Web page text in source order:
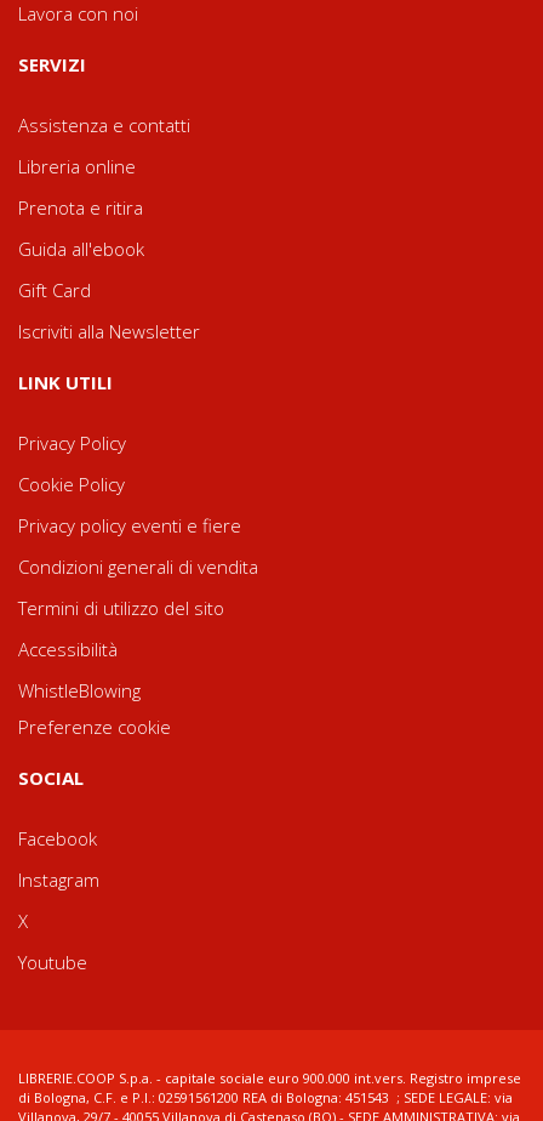
Lavora con noi
SERVIZI
Assistenza e contatti
Libreria online
Prenota e ritira
Guida all'ebook
Gift Card
Iscriviti alla Newsletter
LINK UTILI
Privacy Policy
Cookie Policy
Privacy policy eventi e fiere
Condizioni generali di vendita
Termini di utilizzo del sito
Accessibilità
WhistleBlowing
Preferenze cookie
SOCIAL
Facebook
Instagram
X
Youtube
LIBRERIE.COOP S.p.a. - capitale sociale euro 900.000 int.vers. Registro imprese
di Bologna, C.F. e P.I.: 02591561200 REA di Bologna: 451543 ; SEDE LEGALE: via
Villanova, 29/7 - 40055 Villanova di Castenaso (BO) - SEDE AMMINISTRATIVA: via